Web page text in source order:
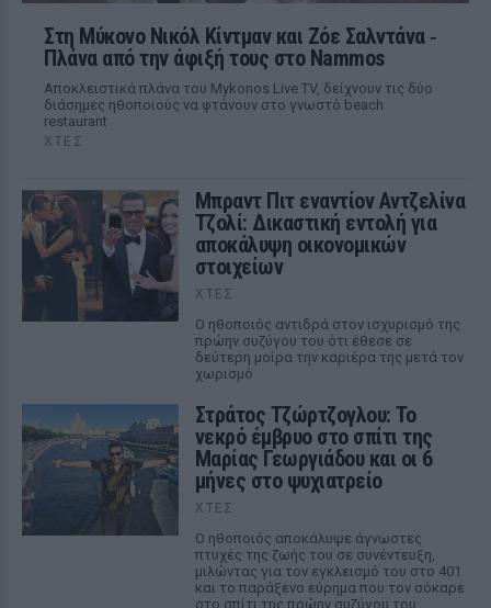
Στη Μύκονο Νικόλ Κίντμαν και Ζόε Σαλντάνα ‑
Πλάνα από την άφιξή τους στο Nammos
Αποκλειστικά πλάνα του Mykonos Live TV, δείχνουν τις δύο
διάσημες ηθοποιούς να φτάνουν στο γνωστό beach
restaurant
ΧΤΕΣ
Μπραντ Πιτ εναντίον Αντζελίνα
Τζολί: Δικαστική εντολή για
αποκάλυψη οικονομικών
στοιχείων
ΧΤΕΣ
Ο ηθοποιός αντιδρά στον ισχυρισμό της
πρώην συζύγου του ότι έθεσε σε
δεύτερη μοίρα την καριέρα της μετά τον
χωρισμό
Στράτος Τζώρτζογλου: Το
νεκρό έμβρυο στο σπίτι της
Μαρίας Γεωργιάδου και οι 6
μήνες στο ψυχιατρείο
ΧΤΕΣ
Ο ηθοποιός αποκάλυψε άγνωστες
πτυχές της ζωής του σε συνέντευξη,
μιλώντας για τον εγκλεισμό του στο 401
και το παράξενο εύρημα που τον σόκαρε
στο σπίτι της πρώην συζύγου του.